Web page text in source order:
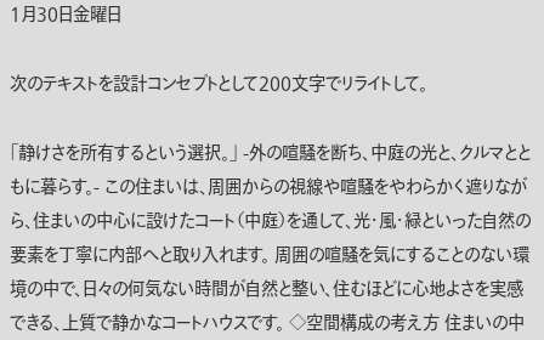
1月30日金曜日
次のテキストを設計コンセプトとして200文字でリライトして。
「静けさを所有するという選択。」 -外の喧騒を断ち、中庭の光と、クルマとと
もに暮らす。- この住まいは、周囲からの視線や喧騒をやわらかく遮りなが
ら、住まいの中心に設けたコート（中庭）を通して、光・風・緑といった自然の
要素を丁寧に内部へと取り入れます。 周囲の喧騒を気にすることのない環
境の中で、日々の何気ない時間が自然と整い、住むほどに心地よさを実感
できる、上質で静かなコートハウスです。 ◇空間構成の考え方 住まいの中